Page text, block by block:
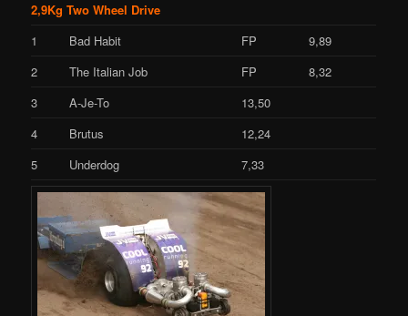
2,9Kg Two Wheel Drive
1
Bad Habit FP
9,89
2
The Italian Job FP
8,32
3
A-Je-To
13,50
4
Brutus
12,24
5
Underdog 7,33